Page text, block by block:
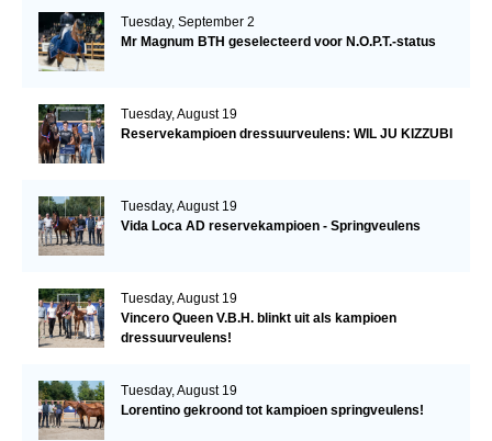
Tuesday, September 2
Mr Magnum BTH geselecteerd voor N.O.P.T.-status
Tuesday, August 19
Reservekampioen dressuurveulens: WIL JU KIZZUBI
Tuesday, August 19
Vida Loca AD reservekampioen - Springveulens
Tuesday, August 19
Vincero Queen V.B.H. blinkt uit als kampioen
dressuurveulens!
Tuesday, August 19
Lorentino gekroond tot kampioen springveulens!